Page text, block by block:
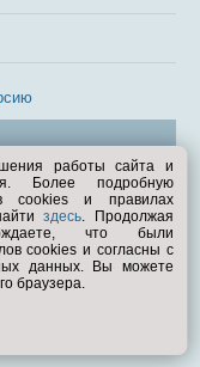
работы сайта и
Более подробную
cookies и правилах
здесь. Продолжая
что были
cookies и согласны с
данных. Вы можете
браузера.